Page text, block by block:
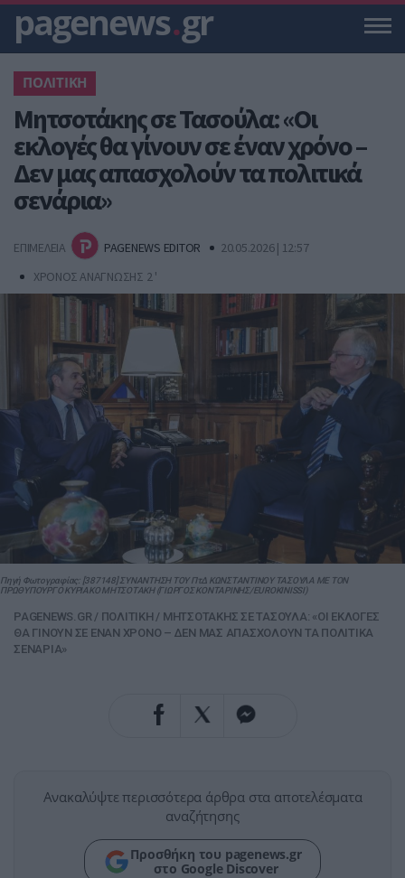
pagenews.gr
ΠΟΛΙΤΙΚΗ
Μητσοτάκης σε Τασούλα: «Οι
εκλογές θα γίνουν σε έναν χρόνο –
Δεν μας απασχολούν τα πολιτικά
σενάρια»
ΕΠΙΜΕΛΕΙΑ PAGENEWS EDITOR
20.05.2026 | 12:57
ΧΡΟΝΟΣ ΑΝΑΓΝΩΣΗΣ 2 '
Πηγή Φωτογραφίας: [387148] ΣΥΝΑΝΤΗΣΗ ΤΟΥ ΠτΔ ΚΩΝΣΤΑΝΤΙΝΟΥ ΤΑΣΟΥΛΑ ΜΕ ΤΟΝ
ΠΡΩΘΥΠΟΥΡΓΟ ΚΥΡΙΑΚΟ ΜΗΤΣΟΤΑΚΗ (ΓΙΩΡΓΟΣ ΚΟΝΤΑΡΙΝΗΣ/EUROKINISSI)
PAGENEWS.GR / ΠΟΛΙΤΙΚΗ / ΜΗΤΣΟΤΑΚΗΣ ΣΕ ΤΑΣΟΥΛΑ: «ΟΙ ΕΚΛΟΓΕΣ
ΘΑ ΓΙΝΟΥΝ ΣΕ ΕΝΑΝ ΧΡΟΝΟ – ΔΕΝ ΜΑΣ ΑΠΑΣΧΟΛΟΥΝ ΤΑ ΠΟΛΙΤΙΚΑ
ΣΕΝΑΡΙΑ»
Ανακαλύψτε περισσότερα άρθρα στα αποτελέσματα
αναζήτησης
Προσθήκη του pagenews.gr
στο Google Discover